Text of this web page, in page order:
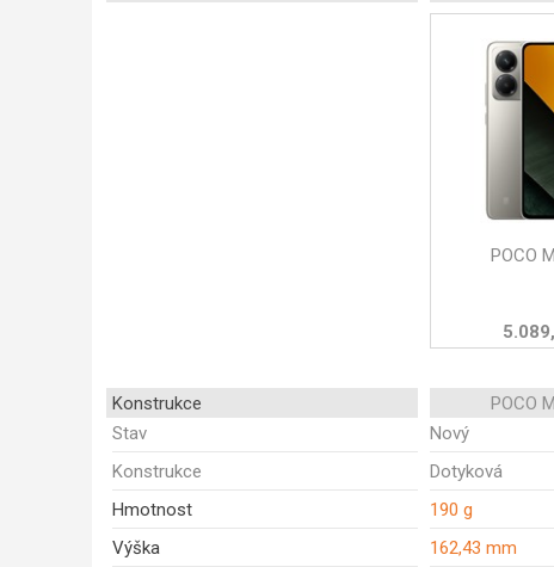
POCO
Konstrukce POCO
Stav
Nový
Konstrukce
Dotyková
Hmotnost
190 g
Výška
162,43 mm